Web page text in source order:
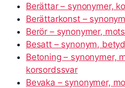
Berättar – synonymer,
Berättarkonst –
Berör – synonymer,
Besatt – synonym,
Betoning – synonymer,
korsordssvar
Bevaka – synonymer,